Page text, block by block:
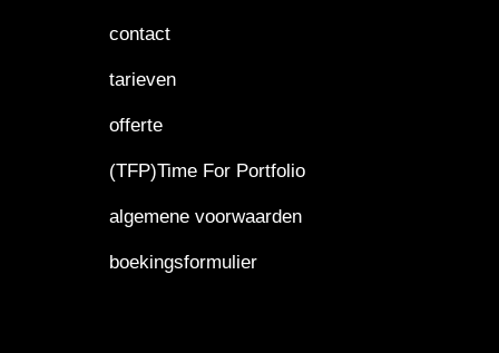
contact
tarieven
offerte
(TFP)Time For Portfolio
algemene voorwaarden
boekingsformulier